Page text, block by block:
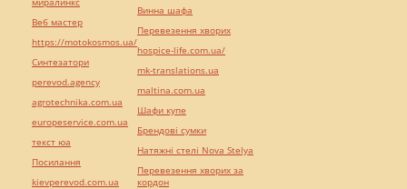
Веб мастер
https://motokosmos.ua/
Синтезатори
perevod.agency
agrotechnika.com.ua
europeservice.com.ua
текст юа
Посилання
kievperevod.com.ua
Винна шафа
Перевезення хворих
hospice-life.com.ua/
mk-translations.ua
maltina.com.ua
Шафи купе
Брендові сумки
Натяжні стелі Nova Stelya
Перевезення хворих за
кордон